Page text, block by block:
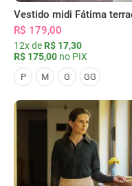
R$ 179,00
12x de R$ 17,30
R$ 175,00 no PIX
P M G GG